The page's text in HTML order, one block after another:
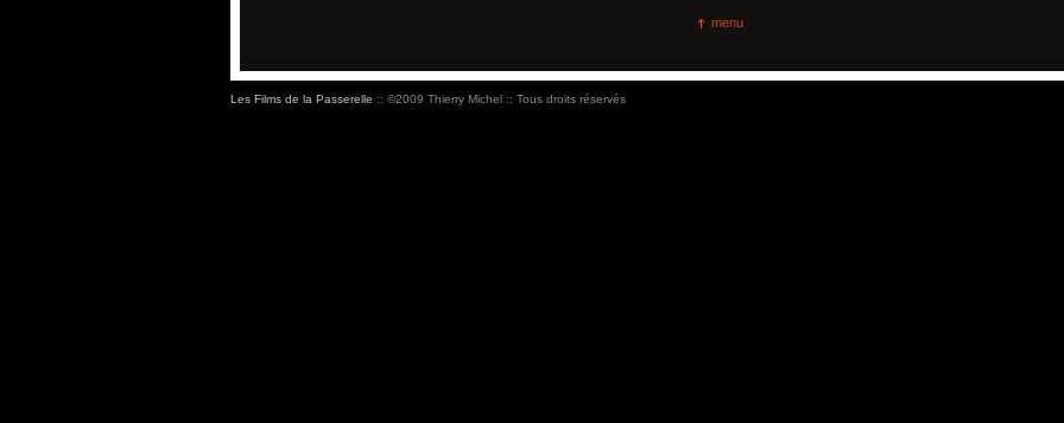
menu
Les Films de la Passerelle :: ©2009 Thierry Michel :: Tous droits réservés